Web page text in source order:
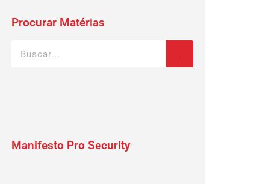
Procurar Matérias
Manifesto Pro Security